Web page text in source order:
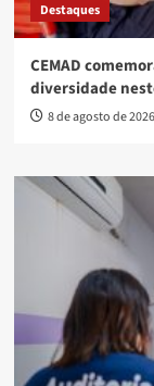
Destaques
CEMAD
diversidade
8 de agosto de 2026